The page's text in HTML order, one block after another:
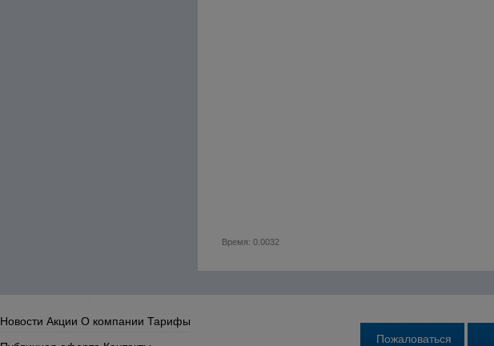
Время: 0.0032
Новости Акции О компании Тарифы